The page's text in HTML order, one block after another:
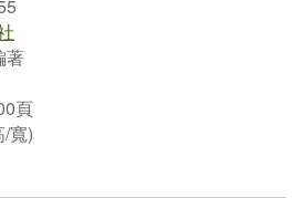
著
頁
寬)